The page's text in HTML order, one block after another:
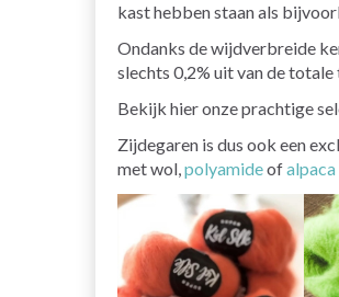
kast hebben staan als
Ondanks de wijdverbreide
slechts 0,2% uit van de
Bekijk hier onze prachtige
Zijdegaren is dus ook een
met wol,polyamideofalpaca